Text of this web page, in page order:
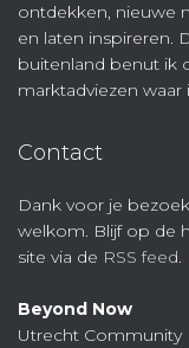
ontdekken, nieuwe
en laten inspireren.
buitenland benut ik
marktadviezen waar
Contact
Dank voor je
welkom. Blijf op de
site via de RSS feed.
Beyond Now
Utrecht Community